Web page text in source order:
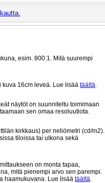
esim. 800:1. Mitä suurempi
kuva 16cm leveä. Lue lisää täältä.
näytöt on suunniteltu toimimaan
sen omaa resoluutiota.
kirkkaus) per neliömetri (cd/m2).
tiloissa tai ulkona sekä
on monta tapaa,
mitä pienempi arvo sen parempi.
haamukuvana. Lue lisää täältä.